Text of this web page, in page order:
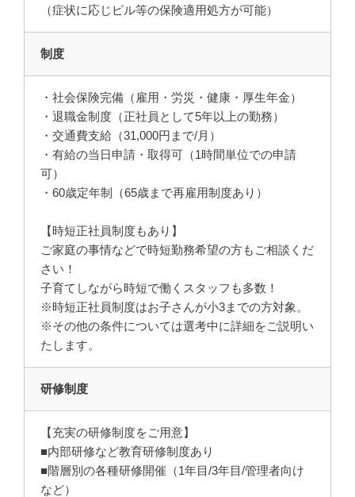
（症状に応じピル等の保険適用処方が可能）
制度
・社会保険完備（雇用・労災・健康・厚生年金）
・退職金制度（正社員として5年以上の勤務）
・交通費支給（31,000円まで/月）
・有給の当日申請・取得可（1時間単位での申請
可）
・60歳定年制（65歳まで再雇用制度あり）
【時短正社員制度もあり】
ご家庭の事情などで時短勤務希望の方もご相談くだ
さい！
子育てしながら時短で働くスタッフも多数！
※時短正社員制度はお子さんが小3までの方対象。
※その他の条件については選考中に詳細をご説明い
たします。
研修制度
【充実の研修制度をご用意】
■内部研修など教育研修制度あり
■階層別の各種研修開催（1年目/3年目/管理者向け
など）